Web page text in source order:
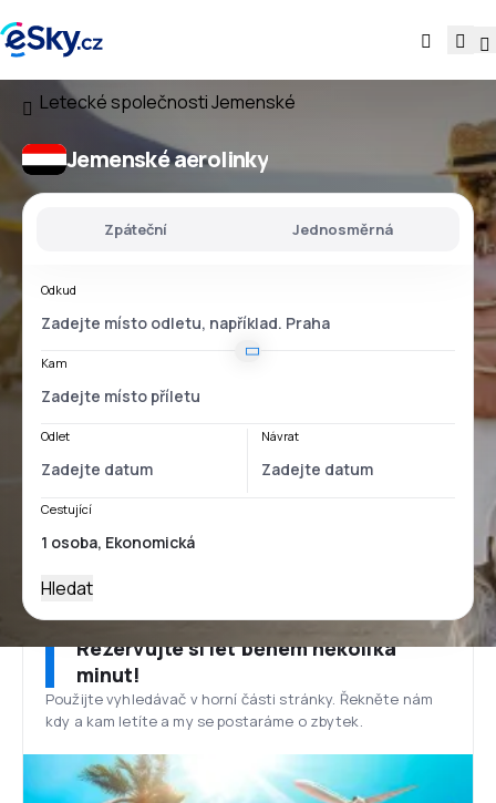
Letecké společnostiJemenské
Jemenské aerolinky
Zpáteční Jednosměrná
Odkud
Kam
Odlet Návrat
Cestující
Hledat
Rezervujte si let během několika
minut!
Použijte vyhledávač v horní části stránky. Řekněte nám
kdy a kam letíte a my se postaráme o zbytek.